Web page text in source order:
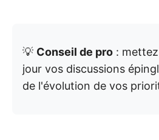
💡 Conseil de pro :
jour vos discussions
de l'évolution de vos